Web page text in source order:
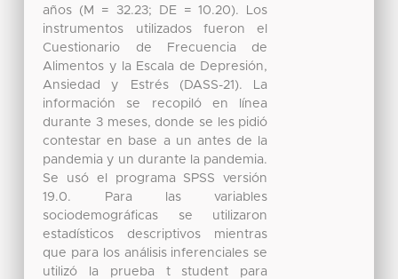
años (M = 32.23; DE = 10.20). Los
instrumentos utilizados fueron el
Cuestionario de Frecuencia de
Alimentos y la Escala de Depresión,
Ansiedad y Estrés (DASS-21). La
información se recopiló en línea
durante 3 meses, donde se les pidió
contestar en base a un antes de la
pandemia y un durante la pandemia.
Se usó el programa SPSS versión
19.0. Para las variables
sociodemográficas se utilizaron
estadísticos descriptivos mientras
que para los análisis inferenciales se
utilizó la prueba t student para